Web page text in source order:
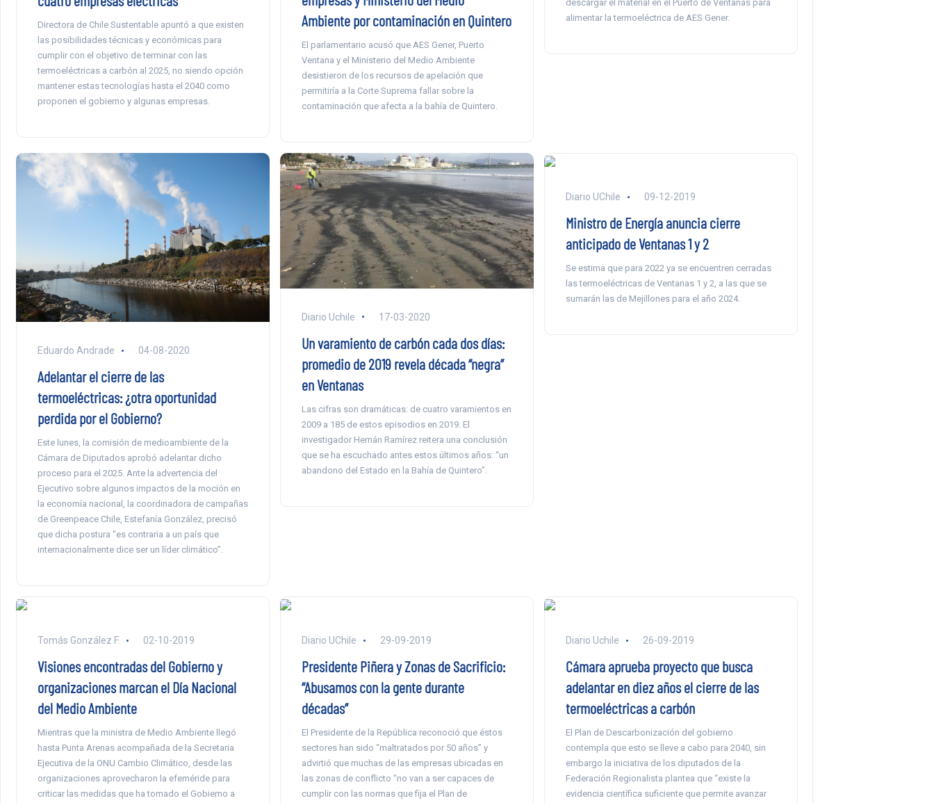
Directora de Chile Sustentable apuntó a que existen
las posibilidades técnicas y económicas para
cumplir con el objetivo de terminar con las
termoeléctricas a carbón al 2025, no siendo opción
mantener estas tecnologías hasta el 2040 como
proponen el gobierno y algunas empresas.
Ambiente por contaminación en Quintero
El parlamentario acusó que AES Gener, Puerto
Ventana y el Ministerio del Medio Ambiente
desistieron de los recursos de apelación que
permitiría a la Corte Suprema fallar sobre la
contaminación que afecta a la bahía de Quintero.
descargar el material en el Puerto de Ventanas para
alimentar la termoeléctrica de AES Gener.
Eduardo Andrade 04-08-2020
Adelantar el cierre de las
termoeléctricas: ¿otra oportunidad
perdida por el Gobierno?
Este lunes, la comisión de medioambiente de la
Cámara de Diputados aprobó adelantar dicho
proceso para el 2025. Ante la advertencia del
Ejecutivo sobre algunos impactos de la moción en
la economía nacional, la coordinadora de campañas
de Greenpeace Chile, Estefanía González, precisó
que dicha postura “es contraria a un país que
internacionalmente dice ser un líder climático”.
Diario Uchile 17-03-2020
Un varamiento de carbón cada dos días:
promedio de 2019 revela década “negra”
en Ventanas
Las cifras son dramáticas: de cuatro varamientos en
2009 a 185 de estos episodios en 2019. El
investigador Hernán Ramírez reitera una conclusión
que se ha escuchado antes estos últimos años: “un
abandono del Estado en la Bahía de Quintero”.
Diario UChile 09-12-2019
Ministro de Energía anuncia cierre
anticipado de Ventanas 1 y 2
Se estima que para 2022 ya se encuentren cerradas
las termoeléctricas de Ventanas 1 y 2, a las que se
sumarán las de Mejillones para el año 2024.
Tomás González F. 02-10-2019
Visiones encontradas del Gobierno y
organizaciones marcan el Día Nacional
del Medio Ambiente
Mientras que la ministra de Medio Ambiente llegó
hasta Punta Arenas acompañada de la Secretaria
Ejecutiva de la ONU Cambio Climático, desde las
organizaciones aprovecharon la efeméride para
criticar las medidas que ha tomado el Gobierno a
Diario UChile 29-09-2019
Presidente Piñera y Zonas de Sacrificio:
“Abusamos con la gente durante
décadas”
El Presidente de la República reconoció que éstos
sectores han sido “maltratados por 50 años” y
advirtió que muchas de las empresas ubicadas en
las zonas de conflicto “no van a ser capaces de
cumplir con las normas que fija el Plan de
Diario Uchile 26-09-2019
Cámara aprueba proyecto que busca
adelantar en diez años el cierre de las
termoeléctricas a carbón
El Plan de Descarbonización del gobierno
contempla que esto se lleve a cabo para 2040, sin
embargo la iniciativa de los diputados de la
Federación Regionalista plantea que “existe la
evidencia científica suficiente que permite avanzar